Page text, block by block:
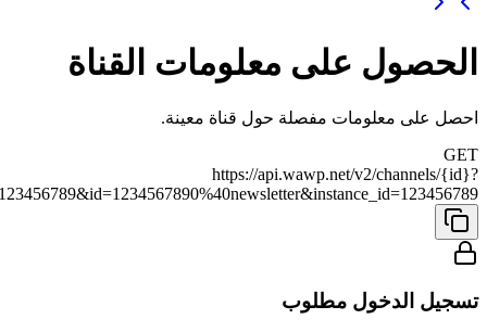
الحصول على معلومات القناة
احصل على معلومات مفصلة حول قناة معينة.
GET
https://api.wawp.net/v2/channels/{id}?
تسجيل الدخول مطلوب